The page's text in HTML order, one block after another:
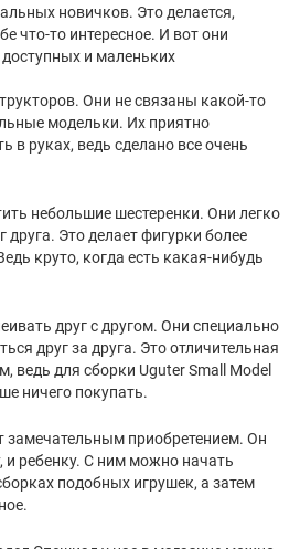
новичков. Это делается,
что-то интересное. И вот они
и маленьких
Они не связаны какой-то
модельки. Их приятно
в руках, ведь сделано все очень
небольшие шестеренки. Они легко
друга. Это делает фигурки более
круто, когда есть какая-нибудь
друг с другом. Они специально
друг за друга. Это отличительная
ведь для сборки Uguter Small Model
ничего покупать.
замечательным приобретением. Он
и ребенку. С ним можно начать
подобных игрушек, а затем